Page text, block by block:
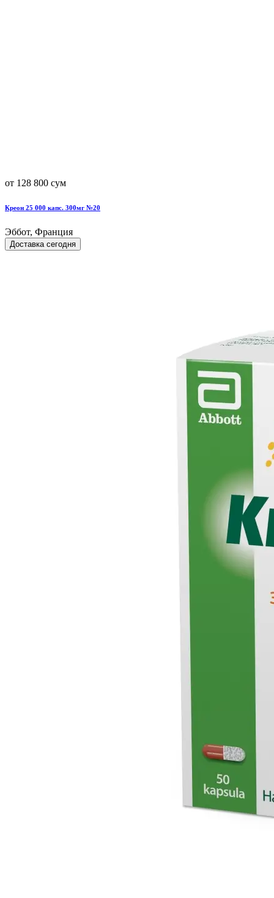
от 128 800 сум
Креон 25 000 капс. 300мг №20
Эббот, Франция
Доставка сегодня